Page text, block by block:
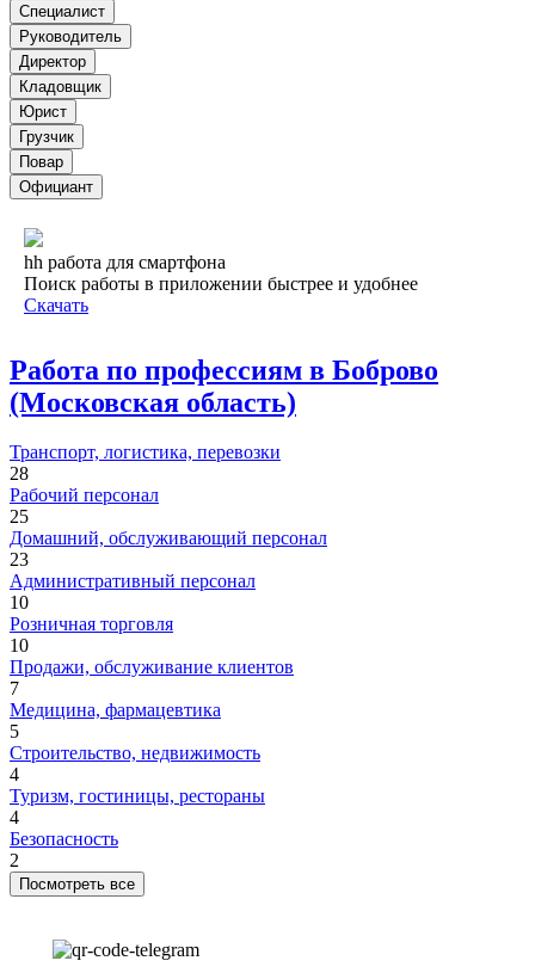
Специалист
Руководитель
Директор
Кладовщик
Юрист
Грузчик
Повар
Официант
hh работа для смартфона
Поиск работы в приложении быстрее и удобнее
Скачать
Работа по профессиям в Боброво
(Московская область)
Транспорт, логистика, перевозки
28
Рабочий персонал
25
Домашний, обслуживающий персонал
23
Административный персонал
10
Розничная торговля
10
Продажи, обслуживание клиентов
7
Медицина, фармацевтика
5
Строительство, недвижимость
4
Туризм, гостиницы, рестораны
4
Безопасность
2
Посмотреть все